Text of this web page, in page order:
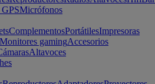
Micrófonos
ComplementosPortátilesImpresoras
Monitores gamingAccesorios
Altavoces